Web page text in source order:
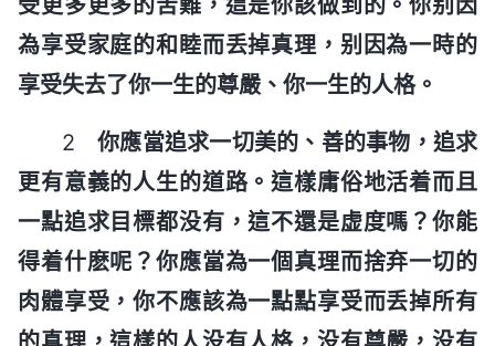
為享受家庭的和睦而丢掉真理，别因為一時的
享受失去了你一生的尊嚴、你一生的人格。
2 你應當追求一切美的、善的事物，追求
更有意義的人生的道路。這樣庸俗地活着而且
一點追求目標都没有，這不還是虚度嗎？你能
得着什麽呢？你應當為一個真理而捨弃一切的
肉體享受，你不應該為一點點享受而丢掉所有